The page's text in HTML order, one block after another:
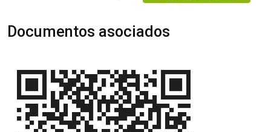
Documentos asociados